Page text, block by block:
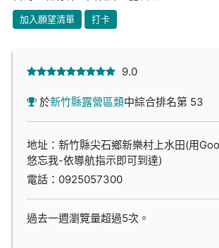
加入願望清單 打卡
9.0
於新竹縣露營區類中綜合排名第 53
地址：新竹縣尖石鄉新樂村上水田(用
悠忘我-依導航指示即可到達)
電話： 0925057300
過去一週瀏覽量超過5次。